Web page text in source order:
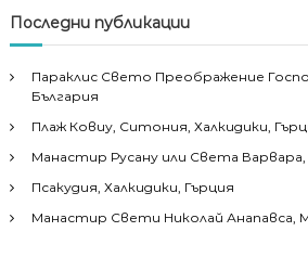
Последни публикации
Параклис Свето Преображение
България
Плаж Ковиу, Ситония, Халкидики,
Манастир Русану или Света
Псакудия, Халкидики, Гърция
Манастир Свети Николай Анапавса,